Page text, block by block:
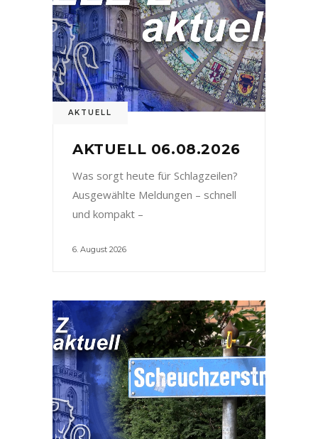
AKTUELL
AKTUELL 06.08.2026
Was sorgt heute für Schlagzeilen?
Ausgewählte Meldungen – schnell
und kompakt –
6. August 2026